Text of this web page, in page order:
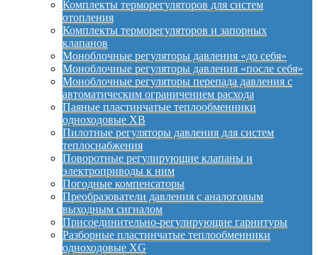
Комплекты терморегуляторов для систем
отопления
Комплекты терморегуляторов и запорных
клапанов
Моноблочные регуляторы давления «до себя»
Моноблочные регуляторы давления «после себя»
Моноблочные регуляторы перепада давления с
автоматическим ограничением расхода
Паяные пластинчатые теплообменники
одноходовые XB
Пилотные регуляторы давления для систем
теплоснабжения
Поворотные регулирующие клапаны и
электроприводы к ним
Погодные компенсаторы
Преобразователи давления с аналоговым
выходным сигналом
Присоединительно-регулирующие гарнитуры
Разборные пластинчатые теплообменники
одноходовые XG